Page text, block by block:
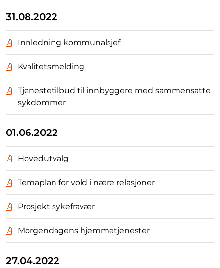
31.08.2022
Innledning kommunalsjef
Kvalitetsmelding
Tjenestetilbud til innbyggere med sammensatte
sykdommer
01.06.2022
Hovedutvalg
Temaplan for vold i nære relasjoner
Prosjekt sykefravær
Morgendagens hjemmetjenester
27.04.2022